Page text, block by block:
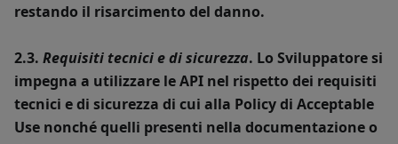
restando il risarcimento del danno.
2.3. Requisiti tecnici e di sicurezza. Lo Sviluppatore si
impegna a utilizzare le API nel rispetto dei requisiti
tecnici e di sicurezza di cui alla Policy di Acceptable
Use nonché quelli presenti nella documentazione o